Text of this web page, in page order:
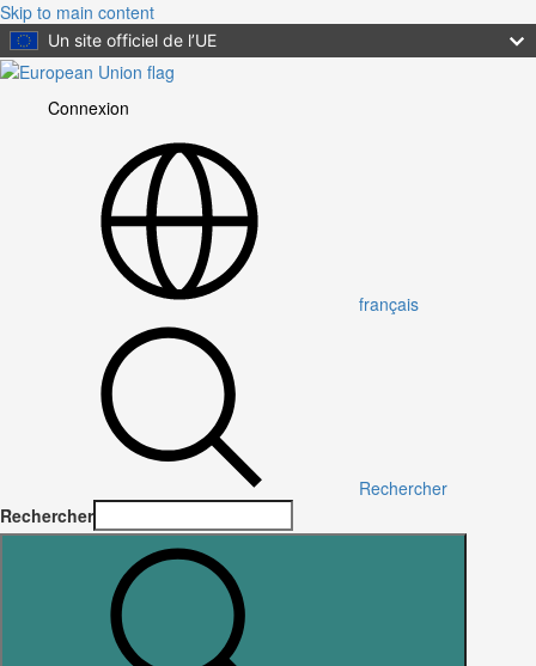
Skip to main content
Un site officiel de l’UE
account
Connexion
français
Rechercher
Rechercher